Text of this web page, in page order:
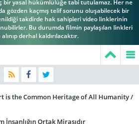
bir yasal hükümlülüğe tabi tutulamaz. Her ne
gözden kaçmış telif sorunu oluşabilecek bir
takdirde hak sahipleri video linklerinin
Bu durumda filmin paylaşılan linkleri
derhal kaldırılacaktır.
is the Common Heritage of All Humanity /
İnsanlığın Ortak Mirasıdır